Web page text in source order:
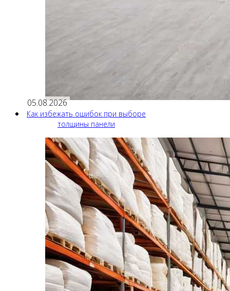
05.08.2026
Как избежать ошибок при выборе
толщины панели